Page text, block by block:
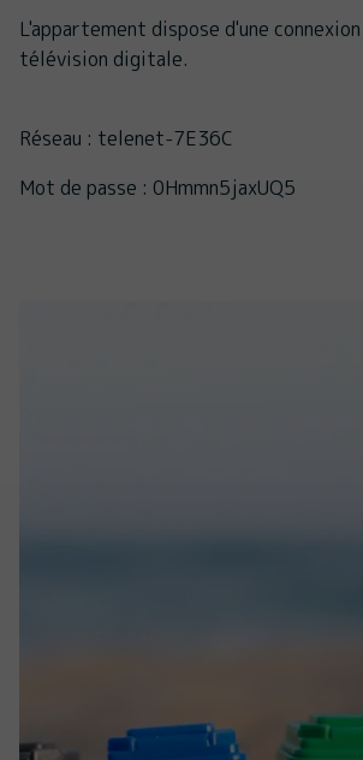
L'appartement dispose d'une
télévision digitale.
Réseau : telenet-7E36C
Mot de passe : 0Hmmn5jaxUQ5